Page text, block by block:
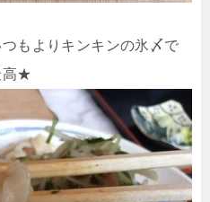
もよりキンキンの氷〆で
高★